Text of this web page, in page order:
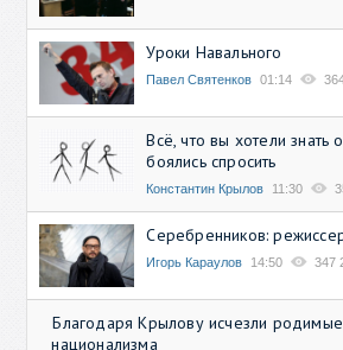
Уроки Навального
Павел Святенков 01:14
Всё, что вы хотели знать
боялись спросить
Константин Крылов 11:30
Серебренников:
Игорь Караулов 14:50 347
Благодаря Крылову исчезли родимые
национализма